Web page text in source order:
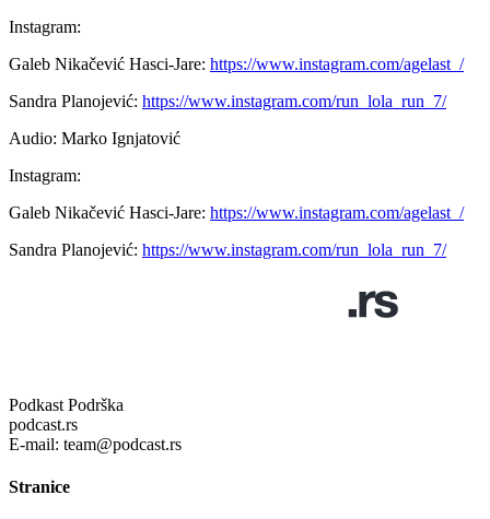
Instagram:
Galeb Nikačević Hasci-Jare: https://www.instagram.com/agelast_/
Sandra Planojević: https://www.instagram.com/run_lola_run_7/
Audio: Marko Ignjatović
Instagram:
Galeb Nikačević Hasci-Jare: https://www.instagram.com/agelast_/
Sandra Planojević: https://www.instagram.com/run_lola_run_7/
Podkast Podrška
podcast.rs
E-mail: team@podcast.rs
Stranice